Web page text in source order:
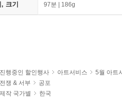
크기 97분 | 186g
진행중인 할인행사 아트서비스
5월 아트
전쟁 & 서부
공포
제작 국가별 한국